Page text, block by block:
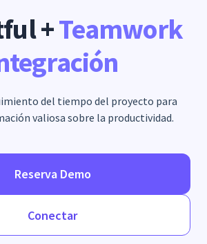
+Teamwork
del tiempo del proyecto para
valiosa sobre la productividad.
Reserva Demo
Conectar